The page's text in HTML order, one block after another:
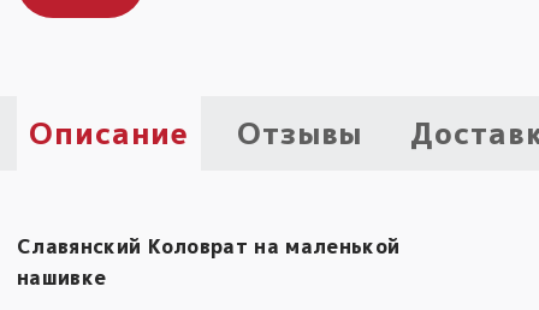
Безоплатная доставка
Описание Отзывы
Славянский Коловрат на маленькой
нашивке